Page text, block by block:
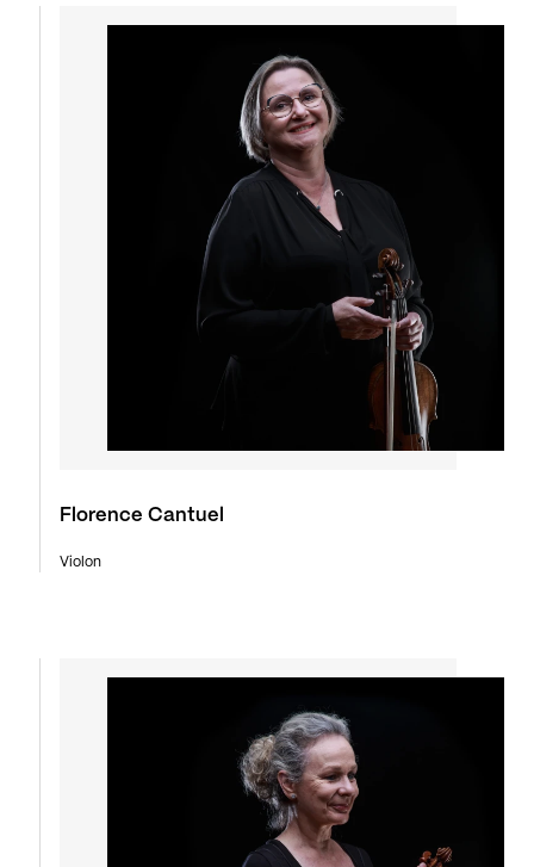
Florence Cantuel
Violon